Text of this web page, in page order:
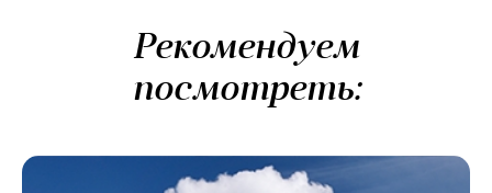
Рекомендуем
посмотреть: